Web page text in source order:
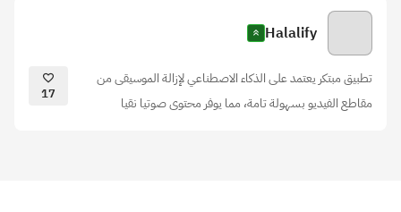
Halalify
تطبيق مبتكر يعتمد على الذكاء الاصطناعي لإزالة الموسيقى من
مقاطع الفيديو بسهولة تامة، مما يوفر محتوى صوتيا نقيا
17